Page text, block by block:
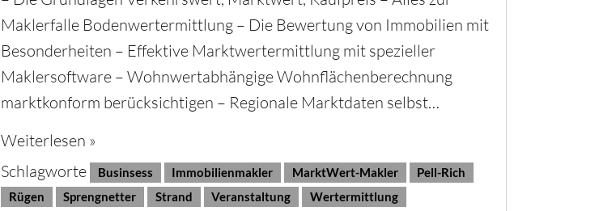
Maklerfalle Bodenwertermittlung – Die Bewertung von Immobilien mit
Besonderheiten – Effektive Marktwertermittlung mit spezieller
Maklersoftware – Wohnwertabhängige Wohnflächenberechnung
marktkonform berücksichtigen – Regionale Marktdaten selbst…
Weiterlesen »
Schlagworte
Businsess Immobilienmakler MarktWert-Makler
Pell-Rich
Rügen
Sprengnetter Strand Veranstaltung Wertermittlung